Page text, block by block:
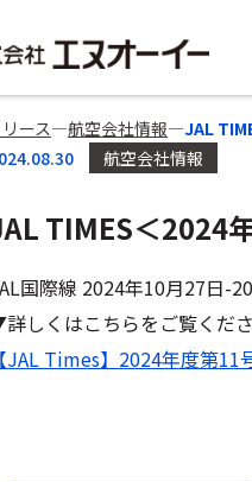
ース―航空会社情報―JAL
航空会社情報
TIMES＜2024
国際線 2024年10月27日-
しくはこちらをご覧くだ
【JAL Times】2024年度第